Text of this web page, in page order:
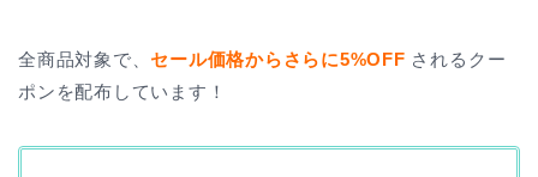
全商品対象で、 セール価格からさらに5%OFF されるクー
ポンを配布しています！